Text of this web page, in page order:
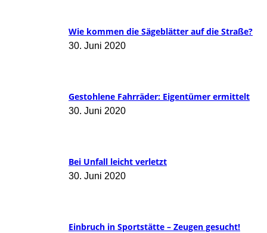
Wie kommen die Sägeblätter auf die Straße?
30. Juni 2020
Gestohlene Fahrräder: Eigentümer ermittelt
30. Juni 2020
Bei Unfall leicht verletzt
30. Juni 2020
Einbruch in Sportstätte – Zeugen gesucht!